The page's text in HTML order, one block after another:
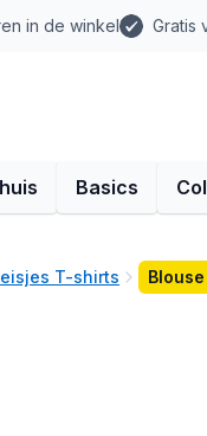
in de winkel Gratis
Basics
T-shirts